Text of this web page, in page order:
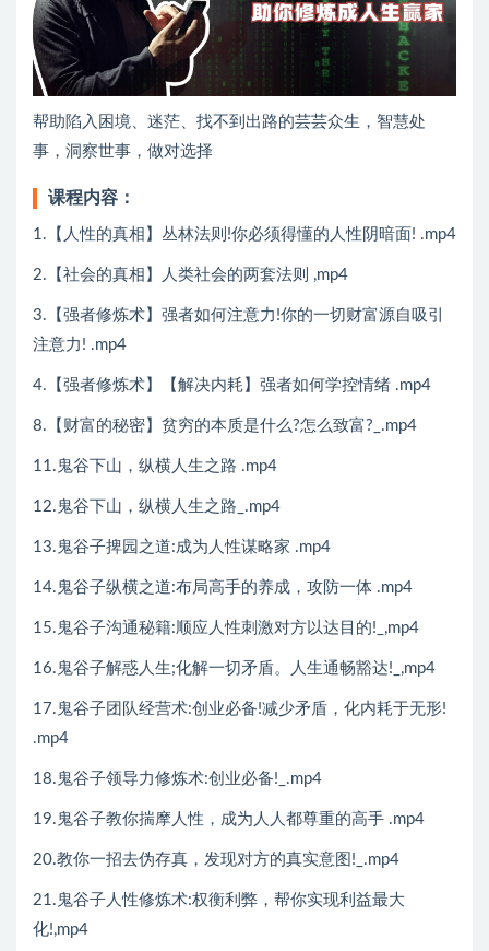
帮助​陷入困境、迷茫、找不到出路的芸芸众生，智慧处
事，洞察世事，做对选择
课程内容：
1.【人性的真相】丛林法则!你必须得懂的人性阴暗面! .mp4
2.【社会的真相】人类社会的两套法则 ,mp4
3.【强者修炼术】强者如何注意力!你的一切财富源自吸引
注意力! .mp4
4.【强者修炼术】【解决内耗】强者如何学控情绪 .mp4
8.【财富的秘密】贫穷的本质是什么?怎么致富?_.mp4
11.鬼谷下山，纵横人生之路 .mp4
12.鬼谷下山，纵横人生之路_.mp4
13.鬼谷子捭园之道:成为人性谋略家 .mp4
14.鬼谷子纵横之道:布局高手的养成，攻防一体 .mp4
15.鬼谷子沟通秘籍:顺应人性刺激对方以达目的!_,mp4
16.鬼谷子解惑人生;化解一切矛盾。人生通畅豁达!_,mp4
17.鬼谷子团队经营术:创业必备!减少矛盾，化内耗于无形!
.mp4
18.鬼谷子领导力修炼术:创业必备!_.mp4
19.鬼谷子教你揣摩人性，成为人人都尊重的高手 .mp4
20.教你一招去伪存真，发现对方的真实意图!_.mp4
21.鬼谷子人性修炼术:权衡利弊，帮你实现利益最大
化!,mp4